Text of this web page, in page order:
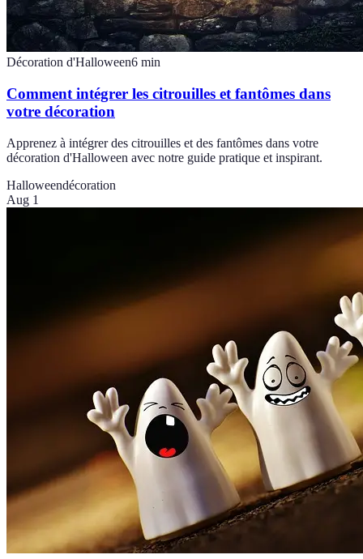
Décoration d'Halloween6 min
Comment intégrer les citrouilles et fantômes dans
votre décoration
Apprenez à intégrer des citrouilles et des fantômes dans votre
décoration d'Halloween avec notre guide pratique et inspirant.
Halloweendécoration
Aug 1